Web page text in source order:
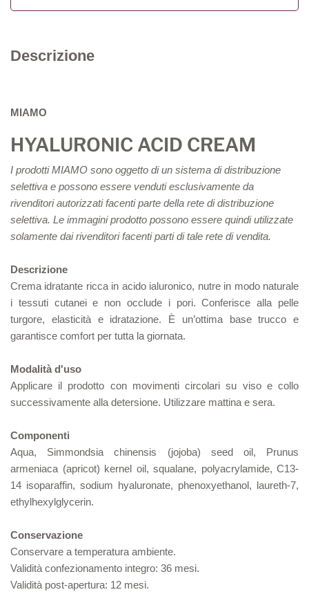
Descrizione
MIAMO
HYALURONIC ACID CREAM
I prodotti MIAMO sono oggetto di un sistema di distribuzione
selettiva e possono essere venduti esclusivamente da
rivenditori autorizzati facenti parte della rete di distribuzione
selettiva. Le immagini prodotto possono essere quindi utilizzate
solamente dai rivenditori facenti parti di tale rete di vendita.
Descrizione
Crema idratante ricca in acido ialuronico, nutre in modo naturale
i tessuti cutanei e non occlude i pori. Conferisce alla pelle
turgore, elasticità e idratazione. È un’ottima base trucco e
garantisce comfort per tutta la giornata.
Modalità d'uso
Applicare il prodotto con movimenti circolari su viso e collo
successivamente alla detersione. Utilizzare mattina e sera.
Componenti
Aqua, Simmondsia chinensis (jojoba) seed oil, Prunus
armeniaca (apricot) kernel oil, squalane, polyacrylamide, C13-
14 isoparaffin, sodium hyaluronate, phenoxyethanol, laureth-7,
ethylhexylglycerin.
Conservazione
Conservare a temperatura ambiente.
Validità confezionamento integro: 36 mesi.
Validità post-apertura: 12 mesi.